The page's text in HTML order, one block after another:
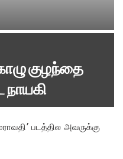
குழந்தை
நாயகி
படத்தில அவருக்கு